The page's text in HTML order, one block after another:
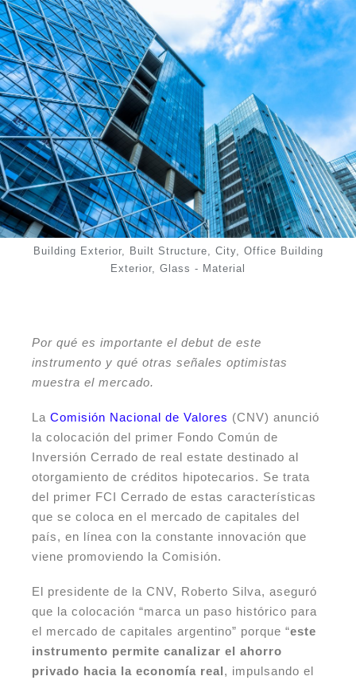
Building Exterior, Built Structure, City, Office Building
Exterior, Glass - Material
Por qué es importante el debut de este
instrumento y qué otras señales optimistas
muestra el mercado.
La Comisión Nacional de Valores (CNV) anunció
la colocación del primer Fondo Común de
Inversión Cerrado de real estate destinado al
otorgamiento de créditos hipotecarios. Se trata
del primer FCI Cerrado de estas características
que se coloca en el mercado de capitales del
país, en línea con la constante innovación que
viene promoviendo la Comisión.
El presidente de la CNV, Roberto Silva, aseguró
que la colocación “marca un paso histórico para
el mercado de capitales argentino” porque “este
instrumento permite canalizar el ahorro
privado hacia la economía real, impulsando el